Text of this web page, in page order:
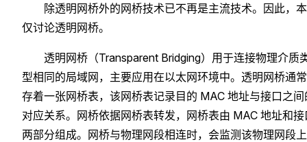
除透明网桥外的网桥技术已不再是主流技术。因此，
仅讨论透明网桥。
透明网桥（Transparent Bridging）用于连接物理介质
型相同的局域网，主要应用在以太网环境中。透明网桥通
存着一张网桥表，该网桥表记录目的 MAC 地址与接口之间
对应关系。网桥依据网桥表转发，网桥表由 MAC 地址和接
两部分组成。网桥与物理网段相连时，会监测该物理网段